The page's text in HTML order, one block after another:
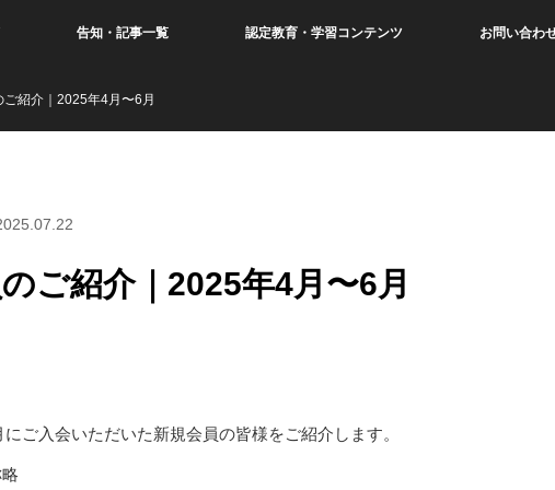
告知・記事一覧 認定教育・学習コンテンツ お問い合わ
ご紹介｜2025年4月〜6月
ご紹介｜2025年4月〜6月
ご入会いただいた新規会員の皆様をご紹介します。